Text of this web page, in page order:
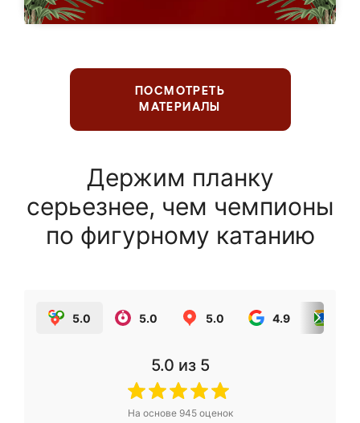
ПОСМОТРЕТЬ
МАТЕРИАЛЫ
Держим планку
серьезнее, чем чемпионы
по фигурному катанию
5.0 5.0 5.0 4.9
5.0 из 5
На основе 945оценок